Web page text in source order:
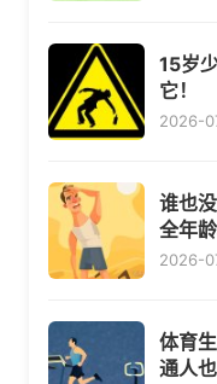
15岁
它！
2026-
谁也
全年
2026-
体育
通人